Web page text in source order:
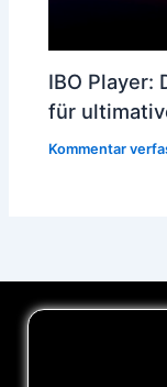
IBO Player:
für
Kommentar